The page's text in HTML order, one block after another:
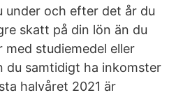
under och efter det år du
skatt på din lön än du
studiemedel eller
du samtidigt ha inkomster
halvåret 2021 är